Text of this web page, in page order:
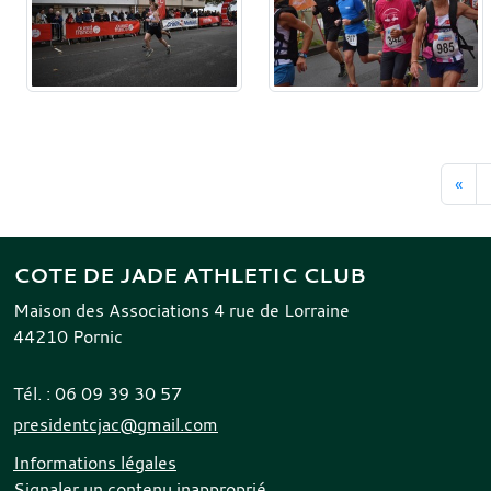
«
COTE DE JADE ATHLETIC CLUB
Maison des Associations 4 rue de Lorraine
44210 Pornic
Tél. : 06 09 39 30 57
presidentcjac@gmail.com
Informations légales